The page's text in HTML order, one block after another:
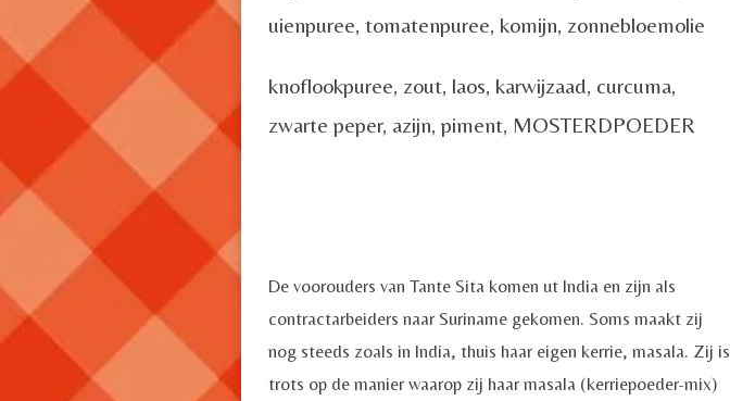
uienpuree, tomatenpuree, komijn, zonnebloemolie
knoflookpuree, zout, laos, karwijzaad, curcuma,
zwarte peper, azijn, piment, MOSTERDPOEDER
De voorouders van Tante Sita komen ut India en zijn als
contractarbeiders naar Suriname gekomen. Soms maakt zij
nog steeds zoals in India, thuis haar eigen kerrie, masala. Zij is
trots op de manier waarop zij haar masala (kerriepoeder-mix)